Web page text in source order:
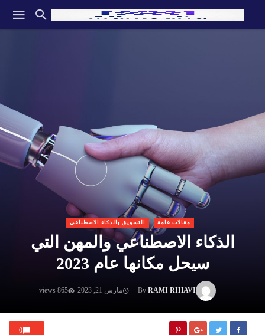
مقالات عامة التسويق بالذكاء الاصطناعي
الذكاء الاصطناعي والمهن التي
سيحل مكانها عام 2023
By RAMI RIHAVI مارس 21, 2023 865 views
0